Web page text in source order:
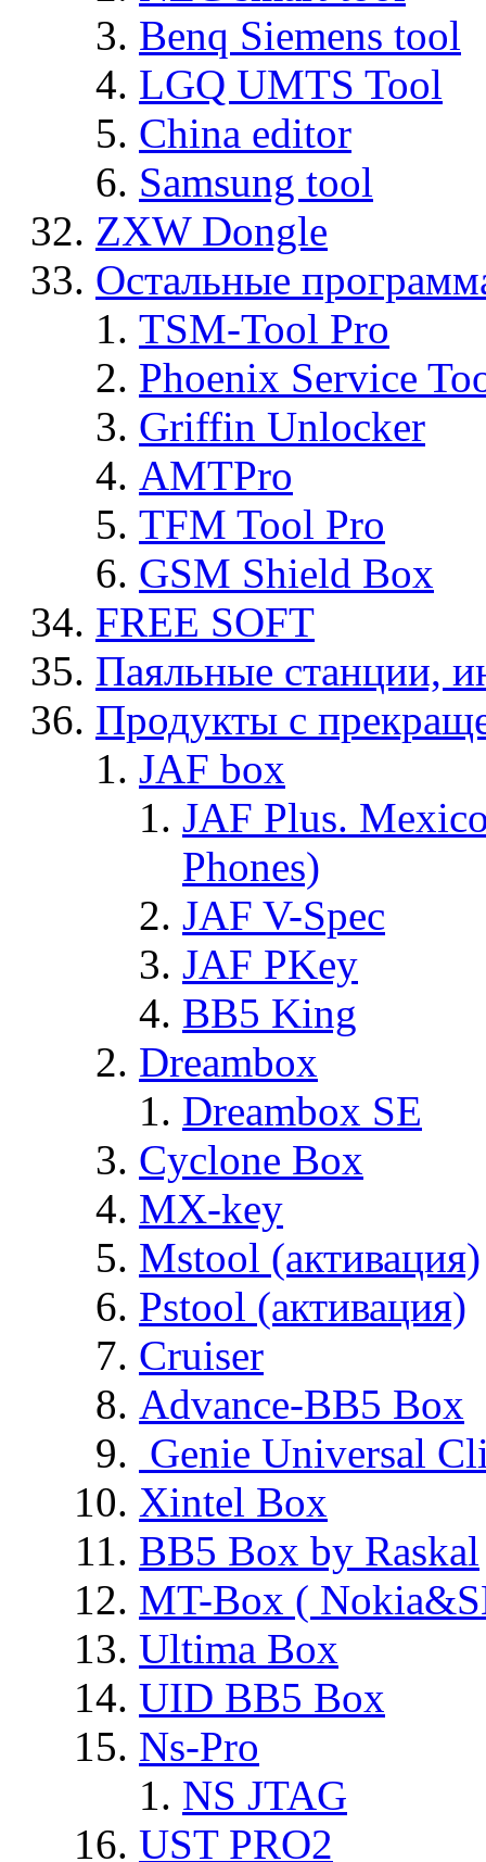
Benq Siemens tool
LGQ UMTS Tool
China editor
Samsung tool
ZXW Dongle
Остальные
TSM-Tool Pro
Phoenix Service
Griffin Unlocker
AMTPro
TFM Tool Pro
GSM Shield Box
FREE SOFT
Паяльные станции,
Продукты с
JAF box
JAF Plus.
Phones)
JAF V-Spec
JAF PKey
BB5 King
Dreambox
Dreambox SE
Cyclone Box
MX-key
Mstool (активация)
Pstool (активация)
Cruiser
Advance-BB5 Box
Genie Universal
Xintel Box
BB5 Box by Raskal
MT-Box (
Ultima Box
UID BB5 Box
Ns-Pro
NS JTAG
UST PRO2